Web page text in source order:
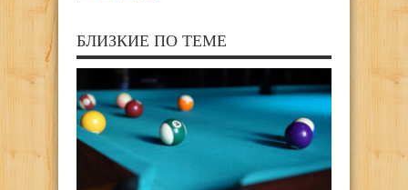
БЛИЗКИЕ ПО ТЕМЕ